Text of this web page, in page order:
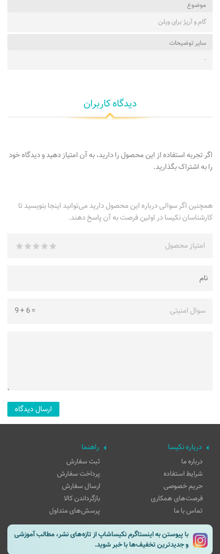
موضوع
گام و آرپژ برای ویلن
ساير توضيحات
-
دیدگاه کاربران
اگر تجربه استفاده از این محصول را دارید، به آن امتیاز دهید و دیدگاه خود
را به اشتراک بگذارید.
همچنین اگر سوالی درباره این محصول دارید می‌توانید اینجا بنویسید تا
کارشناسان نکیسا در اولین فرصت به آن پاسخ دهند.
امتیاز محصول
سوال امنیتی =
6
+
9
درباره نکیسا
درباره ما
شرایط استفاده
حریم خصوصی
فرصت‌های همکاری
تماس با ما
راهنما
ثبت سفارش
پرداخت سفارش
ارسال سفارش
بازگرداندن کالا
پرسش‌های متداول
با پیوستن به اینستاگرم نکیساشاپ از تازه‌های نشر، مطالب آموزشی
و جدیدترین تخفیف‌ها با خبر شوید.